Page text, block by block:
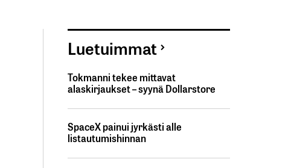
Luetuimmat
Tokmanni tekee mittavat
alaskirjaukset – syynä Dollarstore
SpaceX painui jyrkästi alle
listautumishinnan